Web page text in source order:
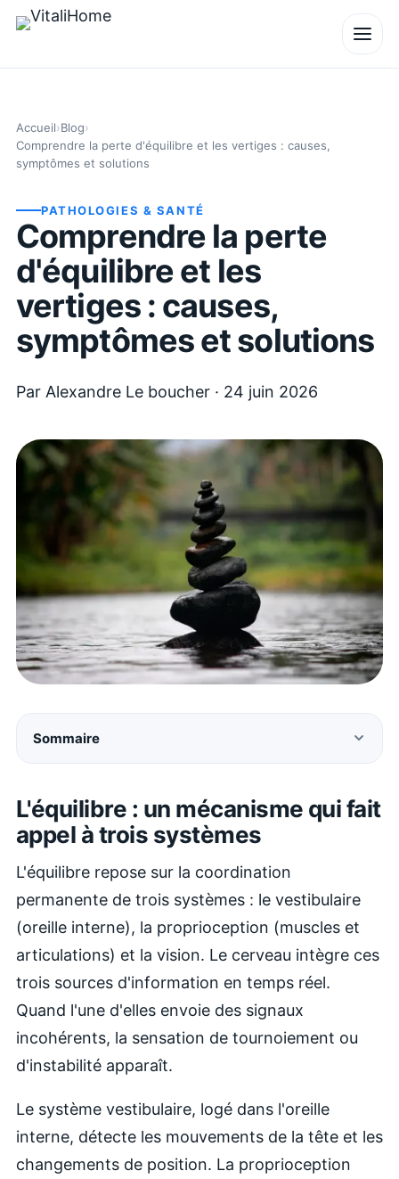
Accueil›Blog›
Comprendre la perte d'équilibre et les vertiges : causes,
symptômes et solutions
PATHOLOGIES & SANTÉ
Comprendre la perte
d'équilibre et les
vertiges : causes,
symptômes et solutions
Par Alexandre Le boucher · 24 juin 2026
Sommaire
L'équilibre : un mécanisme qui fait
appel à trois systèmes
L'équilibre repose sur la coordination
permanente de trois systèmes : le vestibulaire
(oreille interne), la proprioception (muscles et
articulations) et la vision. Le cerveau intègre ces
trois sources d'information en temps réel.
Quand l'une d'elles envoie des signaux
incohérents, la sensation de tournoiement ou
d'instabilité apparaît.
Le système vestibulaire, logé dans l'oreille
interne, détecte les mouvements de la tête et les
changements de position. La proprioception